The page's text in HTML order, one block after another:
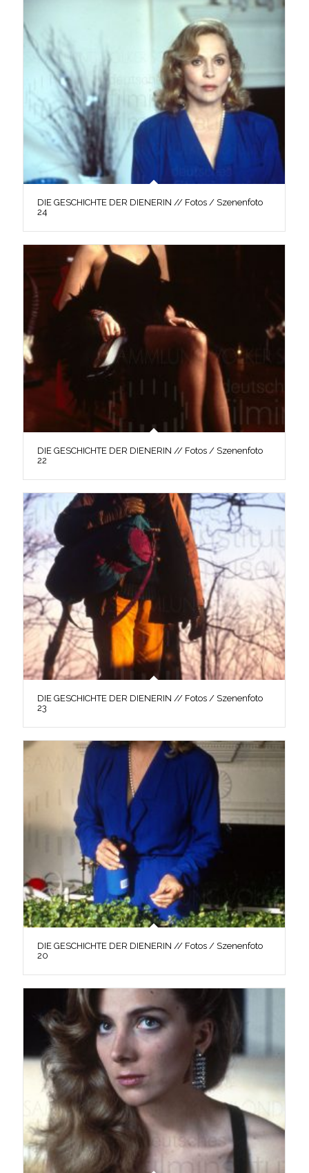
DIE GESCHICHTE DER DIENERIN // Fotos / Szenenfoto
24
DIE GESCHICHTE DER DIENERIN // Fotos / Szenenfoto
22
DIE GESCHICHTE DER DIENERIN // Fotos / Szenenfoto
23
DIE GESCHICHTE DER DIENERIN // Fotos / Szenenfoto
20